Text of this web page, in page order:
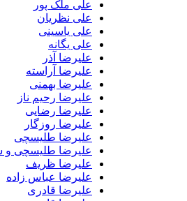
علی ملک پور
علی نظریان
علی یاسینی
علی یگانه
علیرضا آذر
علیرضا آراسته
علیرضا بهمنی
علیرضا رحیم ناز
علیرضا رضایی
علیرضا روزگار
علیرضا طلیسچی
علیرضا طلیسچی و سعید
علیرضا ظریف
علیرضا عباس زاده
علیرضا قادری